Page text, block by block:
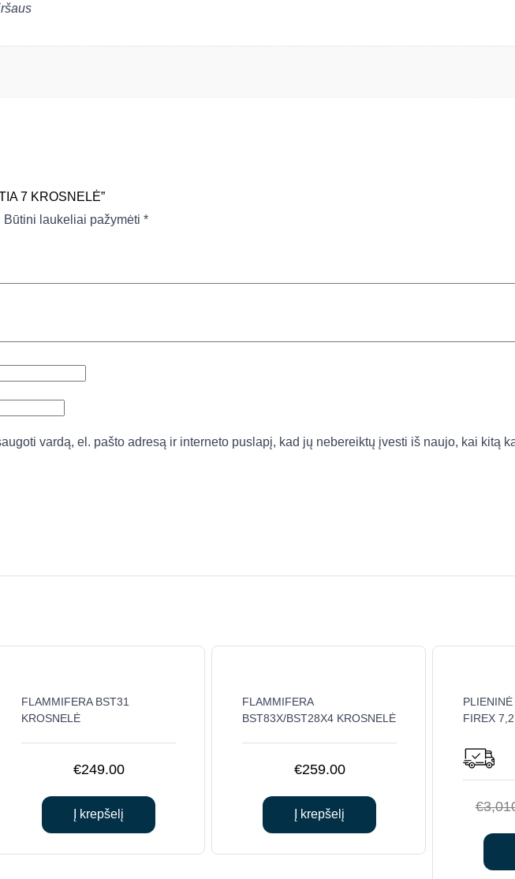
7 KROSNELĖ”
Būtini laukeliai pažymėti *
vardą, el. pašto adresą ir interneto puslapį, kad jų nebereiktų įvesti iš naujo, kai kitą
FLAMMIFERA BST31
KROSNELĖ
€249.00
Į krepšelį
FLAMMIFERA
BST83X/BST28X4 KROSNELĖ
€259.00
Į krepšelį
FIREX
€